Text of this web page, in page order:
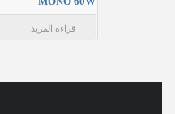
قراءة المزيد